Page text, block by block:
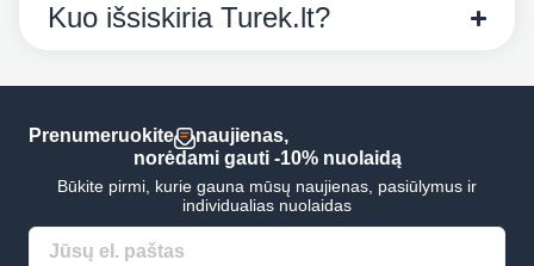
Kuo išsiskiria Turek.lt?
Prenumeruokite
naujienas,
norėdami gauti -10% nuolaidą
Būkite pirmi, kurie gauna mūsų naujienas, pasiūlymus ir
individualias nuolaidas